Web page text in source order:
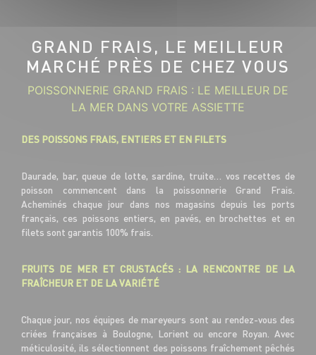
GRAND FRAIS, LE MEILLEUR
MARCHÉ PRÈS DE CHEZ VOUS
POISSONNERIE GRAND FRAIS : LE MEILLEUR DE
LA MER DANS VOTRE ASSIETTE
DES POISSONS FRAIS, ENTIERS ET EN FILETS
Daurade, bar, queue de lotte, sardine, truite… vos recettes de
poisson commencent dans la poissonnerie Grand Frais.
Acheminés chaque jour dans nos magasins depuis les ports
français, ces poissons entiers, en pavés, en brochettes et en
filets sont garantis 100% frais.
FRUITS DE MER ET CRUSTACÉS : LA RENCONTRE DE LA
FRAÎCHEUR ET DE LA VARIÉTÉ
Chaque jour, nos équipes de mareyeurs sont au rendez-vous des
criées françaises à Boulogne, Lorient ou encore Royan. Avec
méticulosité, ils sélectionnent des poissons fraîchement pêchés